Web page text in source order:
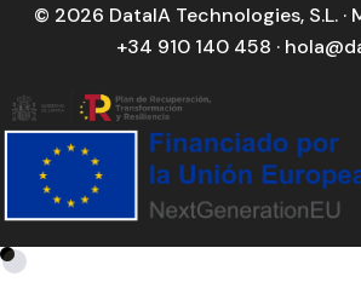
© 2026 DataIA Technologies, S.L. ·
+34 910 140 458 ·